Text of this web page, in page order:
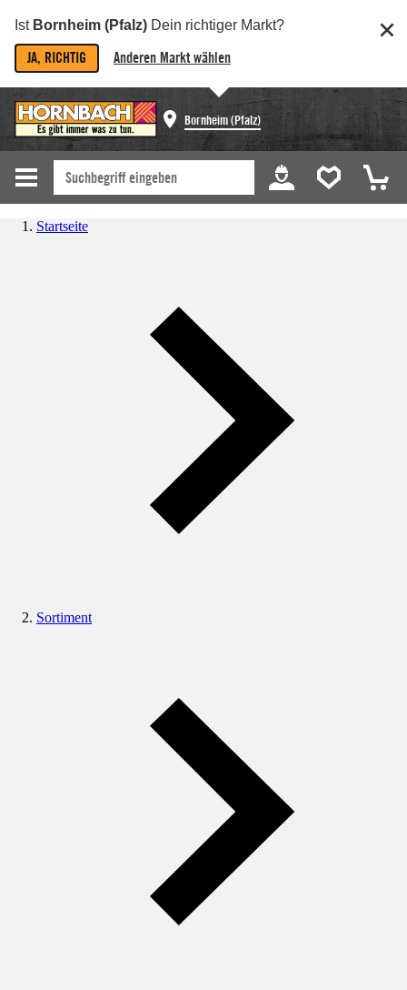
Ist Bornheim (Pfalz) Dein richtiger Markt?
JA, RICHTIG Anderen Markt wählen
Bornheim (Pfalz)
Startseite
Sortiment